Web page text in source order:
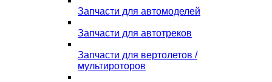
Запчасти для автомоделей
Запчасти для автотреков
Запчасти для вертолетов /
мультироторов